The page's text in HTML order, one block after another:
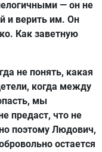
— он не
и верить им. Он
Как заветную
не понять, какая
когда между
мы
предаст, что не
поэтому Людович,
остается